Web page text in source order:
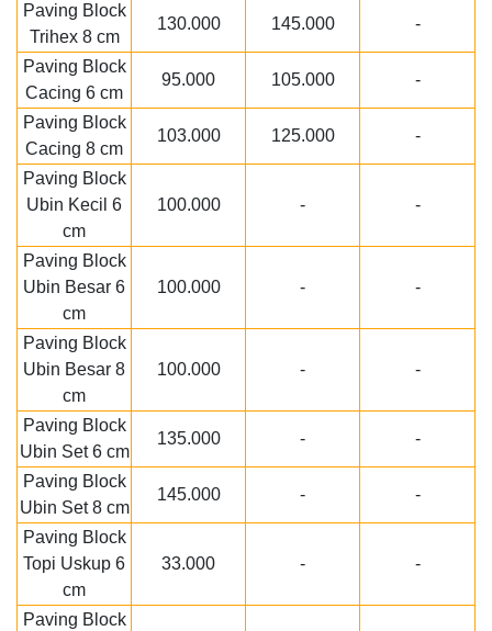
Paving Block
Trihex 8 cm
130.000 145.000 -
Paving Block
Cacing 6 cm
95.000 105.000 -
Paving Block
Cacing 8 cm
103.000 125.000 -
Paving Block
Ubin Kecil 6
cm
100.000 - -
Paving Block
Ubin Besar 6
cm
100.000 - -
Paving Block
Ubin Besar 8
cm
100.000 - -
Paving Block
Ubin Set 6 cm
135.000 - -
Paving Block
Ubin Set 8 cm
145.000 - -
Paving Block
Topi Uskup 6
cm
33.000 - -
Paving Block